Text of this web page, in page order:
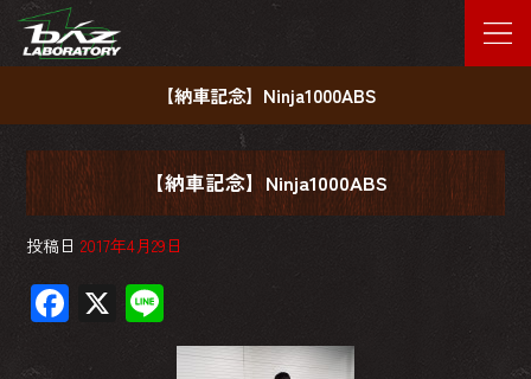
【納車記念】Ninja1000ABS
【納車記念】Ninja1000ABS
投稿日 2017年4月29日
F X
ne